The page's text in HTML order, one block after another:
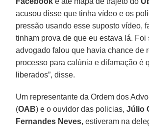
acusou disse que tinha vídeo e os
pressão usando esse suposto vídeo,
tinham prova de que eu estava lá. Foi
advogado falou que havia chance de
processo para calúnia e difamação é
liberados”, disse.
Um representante da Ordem dos
(OAB) e o ouvidor das policias,Júlio
Fernandes Neves, estiveram na